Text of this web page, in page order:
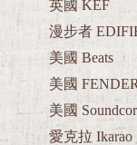
英國 KEF
漫步者
美國 Beats
美國
美國
愛克拉 Ikarao